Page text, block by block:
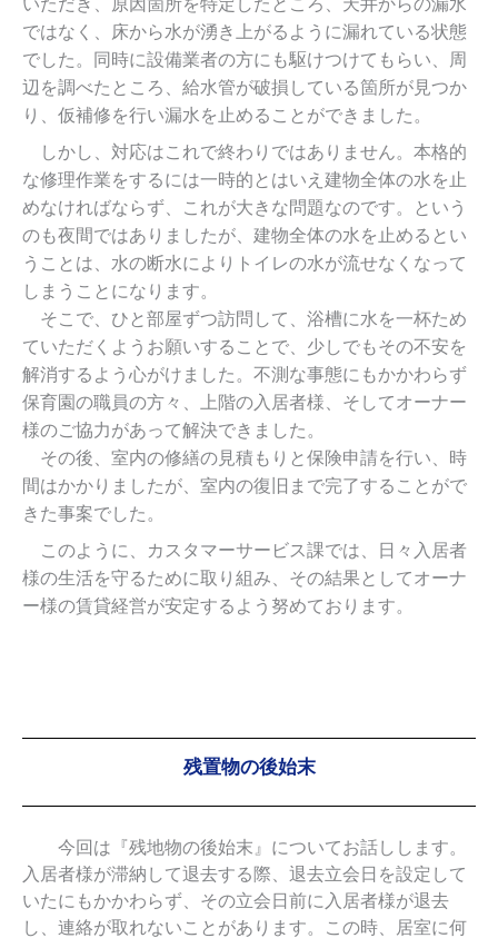
ではなく、床から水が湧き上がるように漏れている状態
でした。同時に設備業者の方にも駆けつけてもらい、周
辺を調べたところ、給水管が破損している箇所が見つか
り、仮補修を行い漏水を止めることができました。
しかし、対応はこれで終わりではありません。本格的
な修理作業をするには一時的とはいえ建物全体の水を止
めなければならず、これが大きな問題なのです。という
のも夜間ではありましたが、建物全体の水を止めるとい
うことは、水の断水によりトイレの水が流せなくなって
しまうことになります。
そこで、ひと部屋ずつ訪問して、浴槽に水を一杯ため
ていただくようお願いすることで、少しでもその不安を
解消するよう心がけました。不測な事態にもかかわらず
保育園の職員の方々、上階の入居者様、そしてオーナー
様のご協力があって解決できました。
その後、室内の修繕の見積もりと保険申請を行い、時
間はかかりましたが、室内の復旧まで完了することがで
きた事案でした。
このように、カスタマーサービス課では、日々入居者
様の生活を守るために取り組み、その結果としてオーナ
ー様の賃貸経営が安定するよう努めております。
残置物の後始末
今回は『残地物の後始末』についてお話しします。
入居者様が滞納して退去する際、退去立会日を設定して
いたにもかかわらず、その立会日前に入居者様が退去
し、連絡が取れないことがあります。この時、居室に何